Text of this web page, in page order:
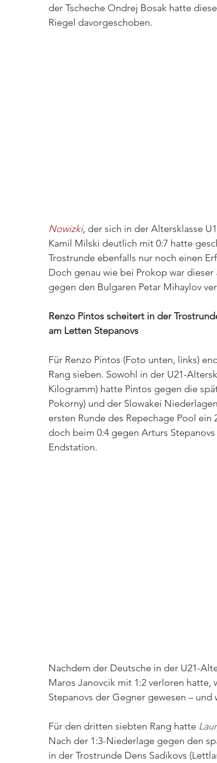
der Tscheche Ondrej Bosak hatte
Riegel davorgeschoben.
Nowizki, der sich in der Altersklasse
Kamil Milski deutlich mit 0:7 hatte
Trostrunde ebenfalls nur noch einen
Doch genau wie bei Prokop war
gegen den Bulgaren Petar Mihaylov
Renzo Pintos scheitert in der
am Letten Stepanovs
Für Renzo Pintos (Foto unten, links)
Rang sieben. Sowohl in der U21-
Kilogramm) hatte Pintos gegen die
Pokorny) und der Slowakei
ersten Runde des Repechage Pool
doch beim 0:4 gegen Arturs
Endstation.
Nachdem der Deutsche in der U21-
Maros Janovcik mit 1:2 verloren
Stepanovs der Gegner gewesen –
Für den dritten siebten Rang hatte
Nach der 1:3-Niederlage gegen den
in der Trostrunde Dens Sadikovs